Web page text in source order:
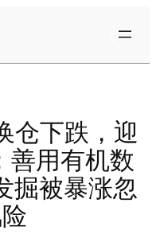
仓下跌，迎
善用有机数
掘被暴涨忽